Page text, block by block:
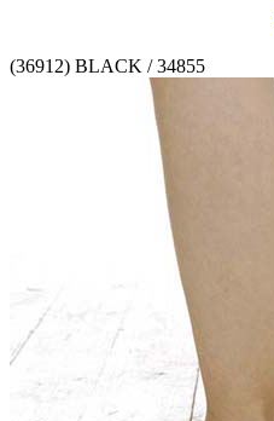
(36912) BLACK / 34855